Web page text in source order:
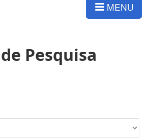
MENU
Pesquisa